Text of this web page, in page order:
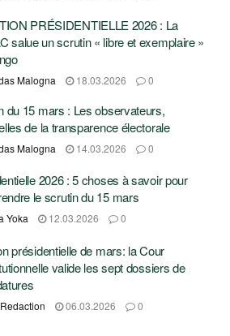
PRÉSIDENTIELLE 2026 : La
salue un scrutin « libre et exemplaire »
Malogna 18.03.2026 0
du 15 mars : Les observateurs,
de la transparence électorale
Malogna 14.03.2026 0
2026 : 5 choses à savoir pour
le scrutin du 15 mars
Yoka 12.03.2026 0
présidentielle de mars: la Cour
valide les sept dossiers de
06.03.2026 0